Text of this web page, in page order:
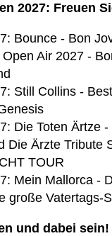
2027: Freuen
Bounce - Bon
Air 2027 -
Still Collins -
Die Toten Ärtze -
Die Ärzte Tribute
TOUR
Mein Mallorca -
große Vatertags-
und dabei sein!